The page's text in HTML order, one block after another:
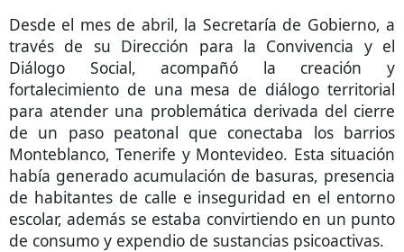
Desde el mes de abril, la Secretaría de Gobierno, a
través de su Dirección para la Convivencia y el
Diálogo Social, acompañó la creación y
fortalecimiento de una mesa de diálogo territorial
para atender una problemática derivada del cierre
de un paso peatonal que conectaba los barrios
Monteblanco, Tenerife y Montevideo. Esta situación
había generado acumulación de basuras, presencia
de habitantes de calle e inseguridad en el entorno
escolar, además se estaba convirtiendo en un punto
de consumo y expendio de sustancias psicoactivas.